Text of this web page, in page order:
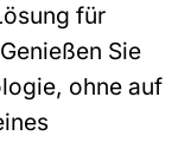
für
Sie
ohne auf